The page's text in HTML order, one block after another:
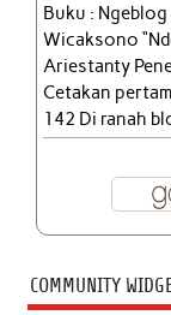
Buku :
Wicaksono
Ariestanty
Cetakan
142 Di ranah
COMMUNITY